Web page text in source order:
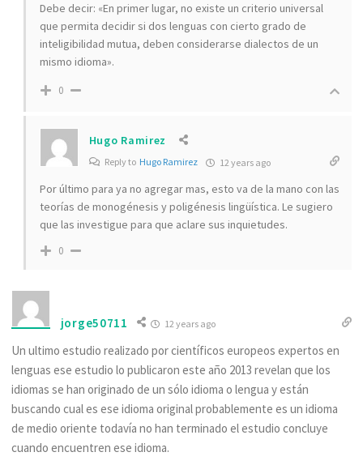
Debe decir: «En primer lugar, no existe un criterio universal
que permita decidir si dos lenguas con cierto grado de
inteligibilidad mutua, deben considerarse dialectos de un
mismo idioma».
0
Hugo Ramirez
Reply to Hugo Ramirez 12 years ago
Por último para ya no agregar mas, esto va de la mano con las
teorías de monogénesis y poligénesis lingüística. Le sugiero
que las investigue para que aclare sus inquietudes.
0
jorge50711 12 years ago
Un ultimo estudio realizado por científicos europeos expertos en
lenguas ese estudio lo publicaron este año 2013 revelan que los
idiomas se han originado de un sólo idioma o lengua y están
buscando cual es ese idioma original probablemente es un idioma
de medio oriente todavía no han terminado el estudio concluye
cuando encuentren ese idioma.